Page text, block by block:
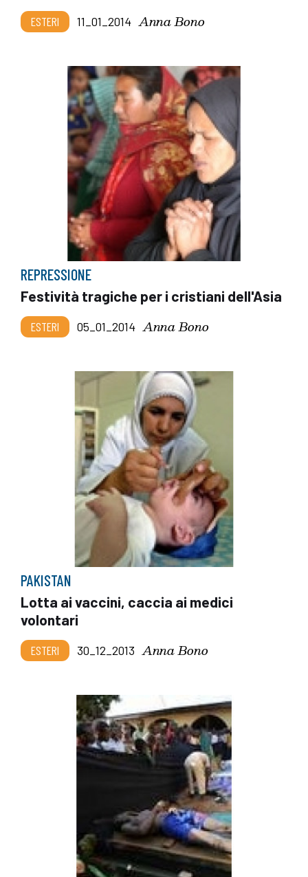
ESTERI 11_01_2014 Anna Bono
REPRESSIONE
Festività tragiche per i cristiani dell'Asia
ESTERI 05_01_2014 Anna Bono
PAKISTAN
Lotta ai vaccini, caccia ai medici
volontari
ESTERI 30_12_2013 Anna Bono